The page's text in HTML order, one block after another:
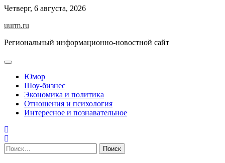
Skip
content
Четверг, 6 августа, 2026
uurm.ru
Региональный информационно-новостной сайт
Юмор
Шоу-бизнес
Экономика и политика
Отношения и психология
Интересное и познавательное
Найти: